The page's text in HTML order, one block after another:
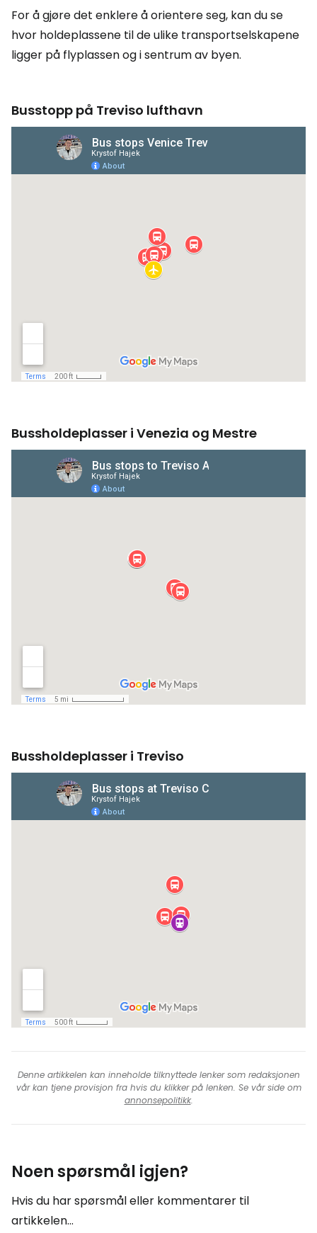
For å gjøre det enklere å orientere seg, kan du se
hvor holdeplassene til de ulike transportselskapene
ligger på flyplassen og i sentrum av byen.
Busstopp på Treviso lufthavn
Bussholdeplasser i Venezia og Mestre
Bussholdeplasser i Treviso
Denne artikkelen kan inneholde tilknyttede lenker som redaksjonen
vår kan tjene provisjon fra hvis du klikker på lenken. Se vår side om
annonsepolitikk.
Noen spørsmål igjen?
Hvis du har spørsmål eller kommentarer til
artikkelen...